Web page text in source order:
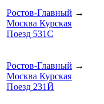
Ростов-Главный →
Москва Курская
Поезд 531С
Ростов-Главный →
Москва Курская
Поезд 231Й